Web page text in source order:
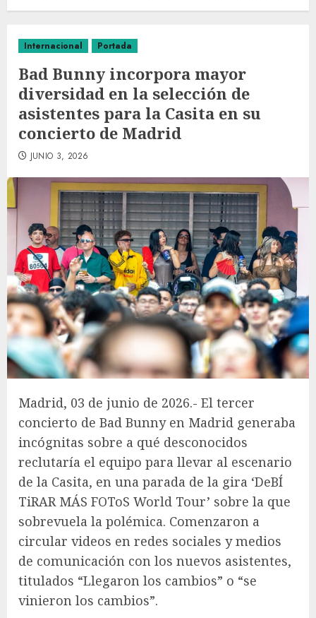
Internacional Portada
Bad Bunny incorpora mayor
diversidad en la selección de
asistentes para la Casita en su
concierto de Madrid
JUNIO 3, 2026
Madrid, 03 de junio de 2026.- El tercer
concierto de Bad Bunny en Madrid generaba
incógnitas sobre a qué desconocidos
reclutaría el equipo para llevar al escenario
de la Casita, en una parada de la gira ‘DeBÍ
TiRAR MÁS FOToS World Tour’ sobre la que
sobrevuela la polémica. Comenzaron a
circular videos en redes sociales y medios
de comunicación con los nuevos asistentes,
titulados “Llegaron los cambios” o “se
vinieron los cambios”.